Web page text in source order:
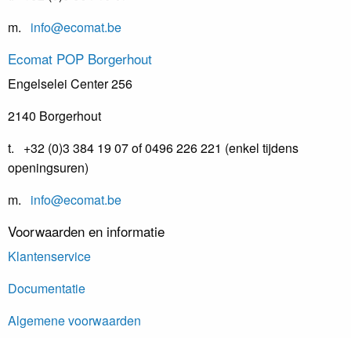
m. info@ecomat.be
Ecomat POP Borgerhout
Engelselei Center 256
2140 Borgerhout
t. +32 (0)3 384 19 07 of 0496 226 221 (enkel tijdens
openingsuren)
m. info@ecomat.be
Voorwaarden en informatie
Klantenservice
Documentatie
Algemene voorwaarden